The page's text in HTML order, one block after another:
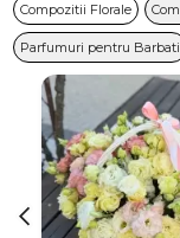
Compozitii Florale
Parfumuri pentru Barbati